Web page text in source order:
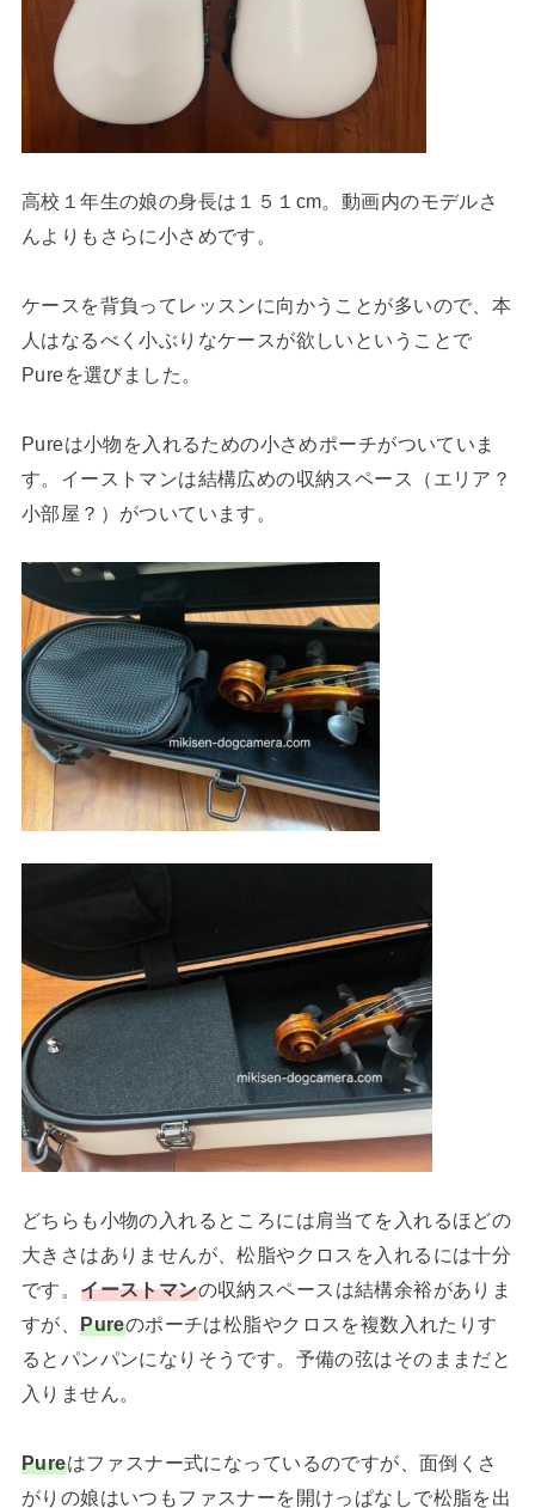
高校１年生の娘の身長は１５１cm。動画内のモデルさ
んよりもさらに小さめです。
ケースを背負ってレッスンに向かうことが多いので、本
人はなるべく小ぶりなケースが欲しいということで
Pureを選びました。
Pureは小物を入れるための小さめポーチがついていま
す。イーストマンは結構広めの収納スペース（エリア？
小部屋？）がついています。
どちらも小物の入れるところには肩当てを入れるほどの
大きさはありませんが、松脂やクロスを入れるには十分
です。 イーストマンの収納スペースは結構余裕がありま
すが、Pureのポーチは松脂やクロスを複数入れたりす
るとパンパンになりそうです。予備の弦はそのままだと
入りません。
Pureはファスナー式になっているのですが、面倒くさ
がりの娘はいつもファスナーを開けっぱなしで松脂を出